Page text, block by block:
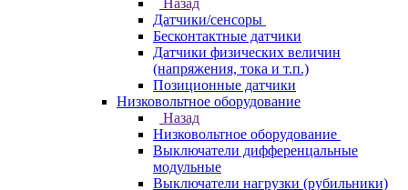
Назад
Датчики/сенсоры
Бесконтактные датчики
Датчики физических величин
(напряжения, тока и т.п.)
Позиционные датчики
Низковольтное оборудование
Назад
Низковольтное оборудование
Выключатели дифференцальные
модульные
Выключатели нагрузки (рубильники)